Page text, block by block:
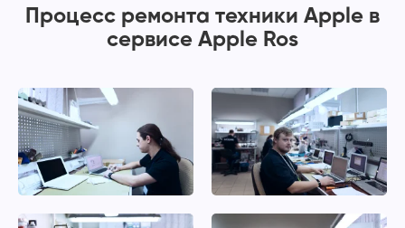
Процесс ремонта техники Apple в
сервисе Apple Ros